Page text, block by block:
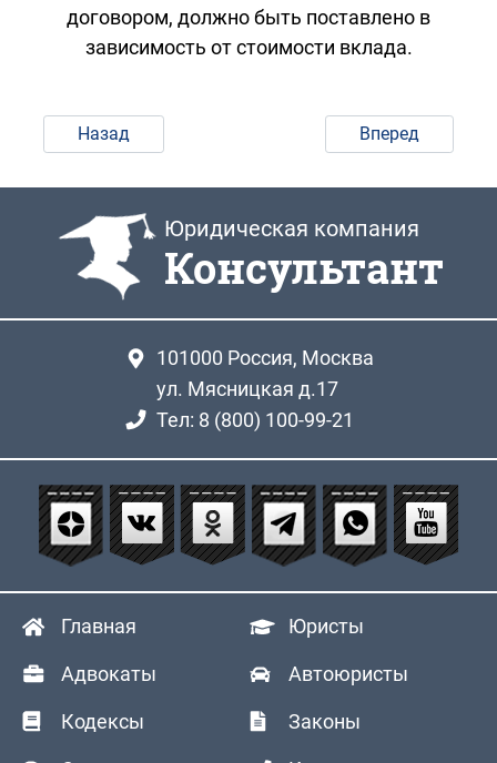
договором, должно быть поставлено в
зависимость от стоимости вклада.
Назад Вперед
Юридическая компания
Консультант
101000 Россия, Москва
ул. Мясницкая д.17
Тел: 8 (800) 100-99-21
Главная Юристы
Адвокаты Автоюристы
Кодексы Законы